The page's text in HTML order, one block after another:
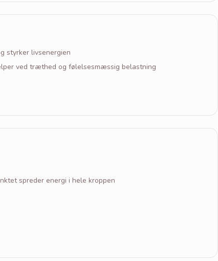
styrker livsenergien
ved træthed og følelsesmæssig belastning
spreder energi i hele kroppen